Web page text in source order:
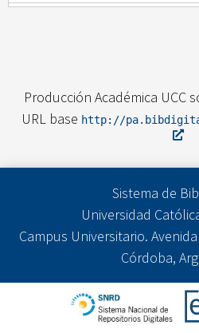
Producción Académica UCC
URL base http://
Sistema de
Universidad
Campus Universitario.
Córdoba,